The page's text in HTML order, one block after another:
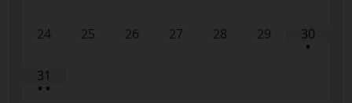
24 25 26 27 28 29 30
•
31
• •